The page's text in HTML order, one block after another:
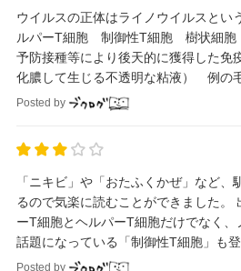
ウイルスの正体はライノウイルスと
ルパーT細胞 制御性T細胞 樹状細胞
予防接種等により後天的に獲得した
化膿して生じる不透明な粘液） 例の
原因菌となり得る常在菌）の巣窟を発
Posted by
「ニキビ」や「おたふくかぜ」など、
るので気楽に読むことができました。
ーT細胞とヘルパーT細胞だけでなく
話題になっている「制御性T細胞」も
できました。
Posted by